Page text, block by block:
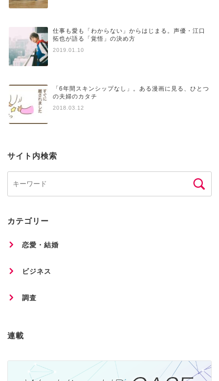
仕事も愛も「わからない」からはじまる。声優・江口
拓也が語る「覚悟」の決め方
2019.01.10
「6年間スキンシップなし」。ある漫画に見る、ひとつ
の夫婦のカタチ
2018.03.12
サイト内検索
カテゴリー
恋愛・結婚
ビジネス
調査
連載